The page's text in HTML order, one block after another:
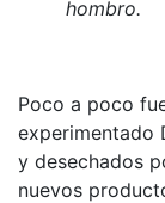
hombro.
Poco a poco
experimentado
y desechados
nuevos